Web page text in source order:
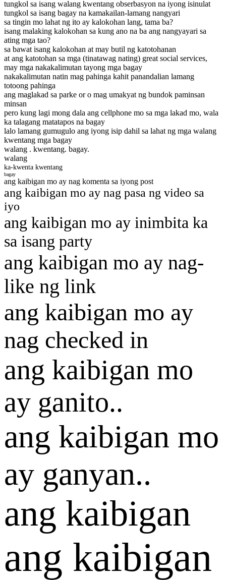
tungkol sa isang walang kwentang obserbasyon na iyong isinulat
tungkol sa isang bagay na kamakailan-lamang nangyari
sa tingin mo lahat ng ito ay kalokohan lang, tama ba?
isang malaking kalokohan sa kung ano na ba ang nangyayari sa
ating mga tao?
sa bawat isang kalokohan at may butil ng katotohanan
at ang katotohan sa mga (tinatawag nating) great social services,
may mga nakakalimutan tayong mga bagay
nakakalimutan natin mag pahinga kahit panandalian lamang
totoong pahinga
ang maglakad sa parke or o mag umakyat ng bundok paminsan
minsan
pero kung lagi mong dala ang cellphone mo sa mga lakad mo, wala
ka talagang matatapos na bagay
lalo lamang gumugulo ang iyong isip dahil sa lahat ng mga walang
kwentang mga bagay
walang . kwentang. bagay.
walang
ka-kwenta kwentang
bagay
ang kaibigan mo ay nag komenta sa iyong post
ang kaibigan mo ay nag pasa ng video sa
iyo
ang kaibigan mo ay inimbita ka
sa isang party
ang kaibigan mo ay nag-
like ng link
ang kaibigan mo ay
nag checked in
ang kaibigan mo
ay ganito..
ang kaibigan mo
ay ganyan..
ang kaibigan
ang kaibigan